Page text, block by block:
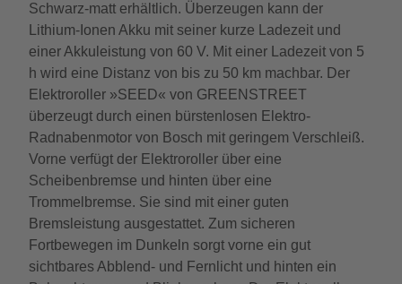
Schwarz-matt erhältlich. Überzeugen kann der
Lithium-Ionen Akku mit seiner kurze Ladezeit und
einer Akkuleistung von 60 V. Mit einer Ladezeit von 5
h wird eine Distanz von bis zu 50 km machbar. Der
Elektroroller »SEED« von GREENSTREET
überzeugt durch einen bürstenlosen Elektro-
Radnabenmotor von Bosch mit geringem Verschleiß.
Vorne verfügt der Elektroroller über eine
Scheibenbremse und hinten über eine
Trommelbremse. Sie sind mit einer guten
Bremsleistung ausgestattet. Zum sicheren
Fortbewegen im Dunkeln sorgt vorne ein gut
sichtbares Abblend- und Fernlicht und hinten ein